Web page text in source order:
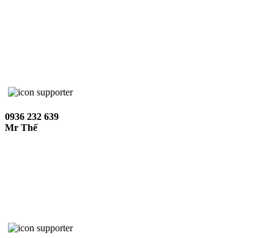
0936 232 639
Mr Thế